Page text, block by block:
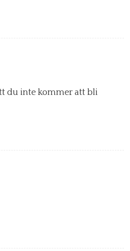
du inte kommer att bli